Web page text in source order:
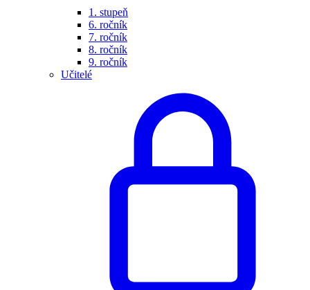
1. stupeň
6. ročník
7. ročník
8. ročník
9. ročník
Učitelé